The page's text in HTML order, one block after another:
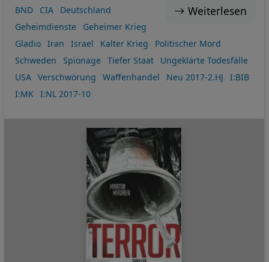
Weiterlesen
BND CIA
Deutschland
Geheimdienste
Geheimer Krieg
Gladio
Iran Israel Kalter Krieg
Politischer Mord
Schweden
Spionage Tiefer Staat
Ungeklärte Todesfälle
USA
Verschwörung Waffenhandel Neu 2017-2.HJ
I:BIB
I:MK
I:NL 2017-10